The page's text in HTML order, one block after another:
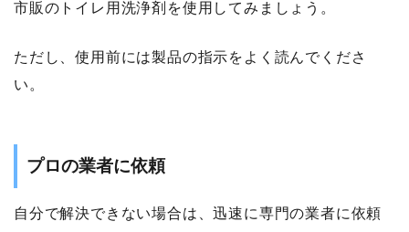
市販のトイレ用洗浄剤を使用してみましょう。
ただし、使用前には製品の指示をよく読んでくださ
い。
プロの業者に依頼
自分で解決できない場合は、迅速に専門の業者に依頼